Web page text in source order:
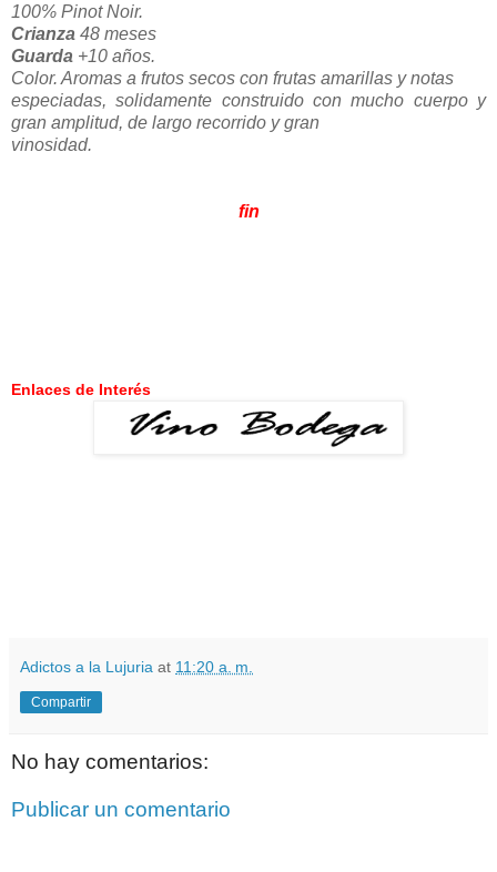
100% Pinot Noir.
Crianza 48 meses
Guarda +10 años.
Color. Aromas a frutos secos con frutas amarillas y notas
especiadas, solidamente construido con mucho cuerpo y
gran amplitud, de largo recorrido y gran
vinosidad.
fin
Enlaces de Interés
Adictos a la Lujuria at 11:20 a. m.
Compartir
No hay comentarios:
Publicar un comentario